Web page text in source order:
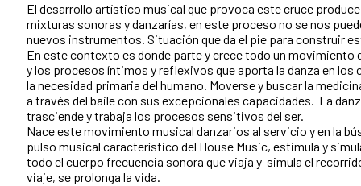
El desarrollo artístico musical que provoca este cruce
mixturas sonoras y danzarías, en este proceso no se nos
nuevos instrumentos. Situación que da el pie para construir
En este contexto es donde parte y crece todo un movimiento
y los procesos íntimos y reflexivos que aporta la danza en los
la necesidad primaria del humano. Moverse y buscar la
a través del baile con sus excepcionales capacidades. La
trasciende y trabaja los procesos sensitivos del ser.
Nace este movimiento musical danzarios al servicio y en la
pulso musical característico del House Music, estimula y
todo el cuerpo frecuencia sonora que viaja y simula el
viaje, se prolonga la vida.